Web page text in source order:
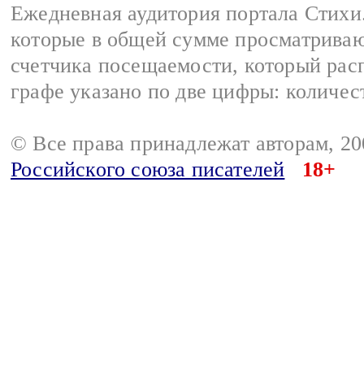
Ежедневная аудитория портала
которые в общей сумме
счетчика посещаемости, который
графе указано по две цифры:
© Все права принадлежат авторам,
Российского союза писателей
18+